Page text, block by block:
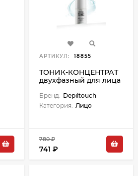
АРТИКУЛ: 18855
ТОНИК-КОНЦЕНТРАТ
двухфазный для лица
эффектом - 100 мл
Бренд: Depiltouch
Категория: Лицо
780 ₽
741 ₽